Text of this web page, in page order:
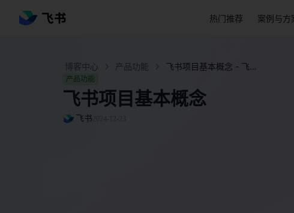
热门推荐 案例与方
博客中心 产品功能 飞书项目基本概念 - 飞书官网
产品功能
飞书项目基本概念
飞书